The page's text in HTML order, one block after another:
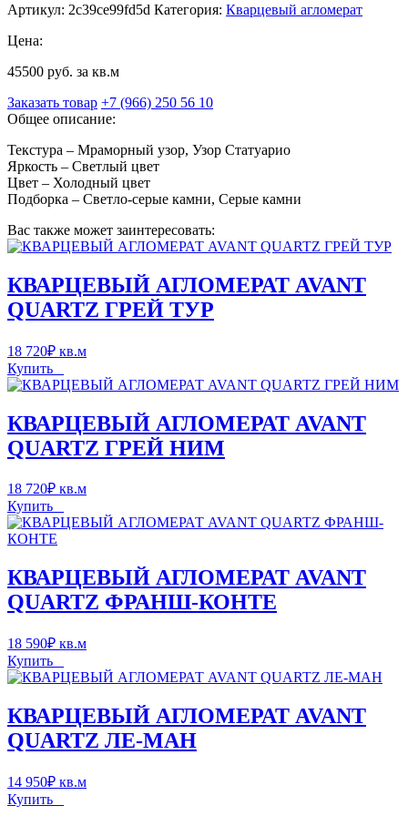
Артикул: 2c39ce99fd5d Категория: Кварцевый агломерат
Цена:
45500 руб. за кв.м
Заказать товар +7 (966) 250 56 10
Общее описание:
Текстура – Мраморный узор, Узор Статуарио
Яркость – Светлый цвет
Цвет – Холодный цвет
Подборка – Светло-серые камни, Серые камни
Вас также может заинтересовать:
КВАРЦЕВЫЙ АГЛОМЕРАТ AVANT
QUARTZ ГРЕЙ ТУР
18 720₽ кв.м
Купить
КВАРЦЕВЫЙ АГЛОМЕРАТ AVANT
QUARTZ ГРЕЙ НИМ
18 720₽ кв.м
Купить
КВАРЦЕВЫЙ АГЛОМЕРАТ AVANT
QUARTZ ФРАНШ-КОНТЕ
18 590₽ кв.м
Купить
КВАРЦЕВЫЙ АГЛОМЕРАТ AVANT
QUARTZ ЛЕ-МАН
14 950₽ кв.м
Купить